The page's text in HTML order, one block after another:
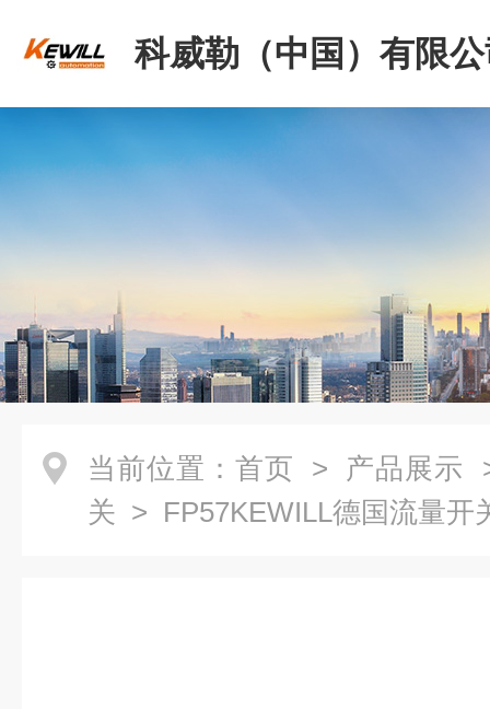
科威勒（中国）有限
当前位置： 首页 > 产品展示
关 > FP57KEWILL德国流量开